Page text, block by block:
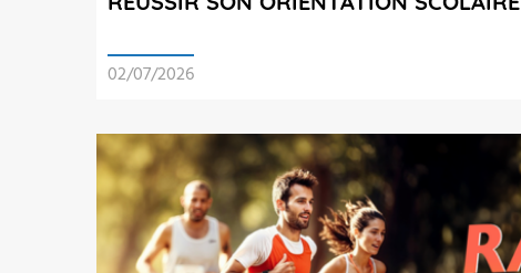
02/07/2026